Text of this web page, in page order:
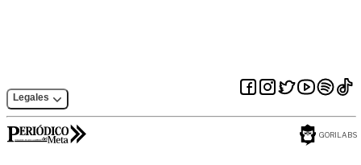
Legales
GORILABS